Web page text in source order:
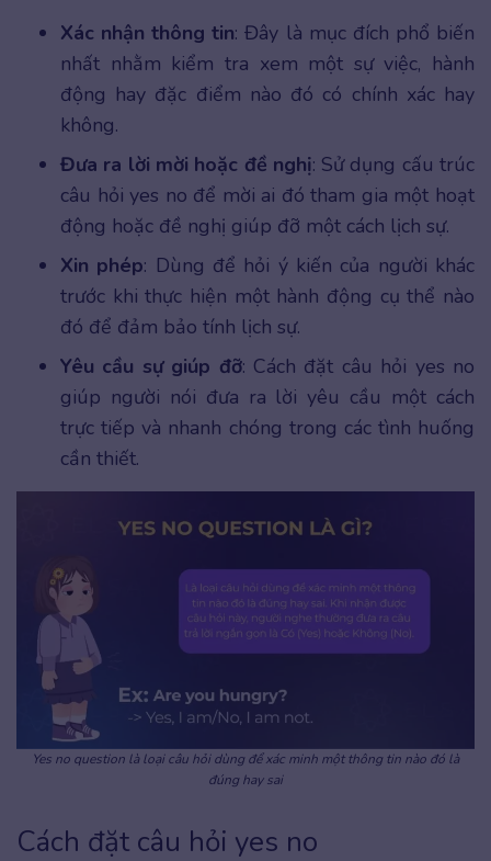
Xác nhận thông tin: Đây là mục đích phổ biến
nhất nhằm kiểm tra xem một sự việc, hành
động hay đặc điểm nào đó có chính xác hay
không.
Đưa ra lời mời hoặc đề nghị: Sử dụng cấu trúc
câu hỏi yes no để mời ai đó tham gia một hoạt
động hoặc đề nghị giúp đỡ một cách lịch sự.
Xin phép: Dùng để hỏi ý kiến của người khác
trước khi thực hiện một hành động cụ thể nào
đó để đảm bảo tính lịch sự.
Yêu cầu sự giúp đỡ: Cách đặt câu hỏi yes no
giúp người nói đưa ra lời yêu cầu một cách
trực tiếp và nhanh chóng trong các tình huống
cần thiết.
Yes no question là loại câu hỏi dùng để xác minh một thông tin nào đó là
đúng hay sai
Cách đặt câu hỏi yes no